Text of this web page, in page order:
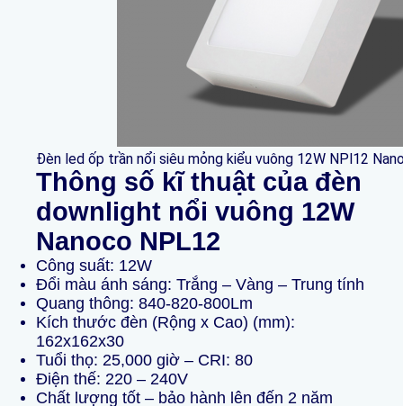
Đèn led ốp trần nổi siêu mỏng kiểu vuông 12W NPl12
Thông số kĩ thuật của đèn
downlight nổi vuông 12W
Nanoco NPL12
Công suất: 12W
Đổi màu ánh sáng: Trắng – Vàng – Trung tính
Quang thông: 840-820-800Lm
Kích thước đèn (Rộng x Cao) (mm):
162x162x30
Tuổi thọ: 25,000 giờ – CRI: 80
Điện thế: 220 – 240V
Chất lượng tốt – bảo hành lên đến 2 năm